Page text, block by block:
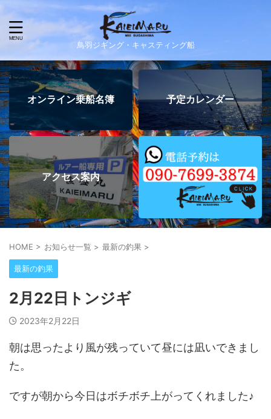
鳥羽ジギング・キャスティング船
オンライン乗船名簿 予定カレンダー
アクセス案内
HOME > お知らせ一覧 > 最新の釣果 >
最新の釣果
2月22日トンジギ
2023年2月22日
朝は思ったより風が残っていて昼には凪いできまし
た。
ですが朝から今日はボチボチ上がってくれました♪